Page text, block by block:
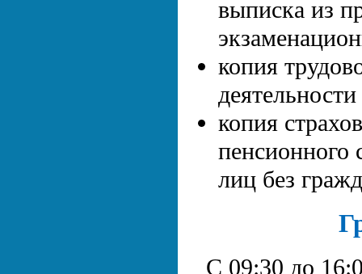
выписка из
копия
копия
пенсионного
лиц без
С 09:30 до